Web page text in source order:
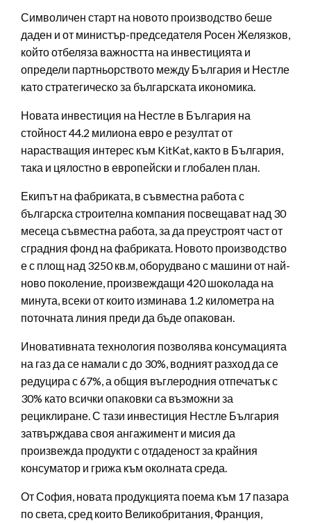
Символичен старт на новото производство беше
даден и от министър-председателя Росен Желязков,
който отбеляза важността на инвестицията и
определи партньорството между България и Нестле
като стратегическо за българската икономика.
Новата инвестиция на Нестле в България на
стойност 44.2 милиона евро е резултат от
нарастващия интерес към KitKat, както в България,
така и цялостно в европейски и глобален план.
Екипът на фабриката, в съвместна работа с
българска строителна компания посвещават над 30
месеца съвместна работа, за да преустроят част от
сградния фонд на фабриката. Новото производство
е с площ над 3250 кв.м, оборудвано с машини от най-
ново поколение, произвеждащи 420 шоколада на
минута, всеки от които изминава 1.2 километра на
поточната линия преди да бъде опакован.
Иновативната технология позволява консумацията
на газ да се намали с до 30%, водният разход да се
редуцира с 67%, а общия въглеродния отпечатък с
30% като всички опаковки са възможни за
рециклиране. С тази инвестиция Нестле България
затвърждава своя ангажимент и мисия да
произвежда продукти с отдаденост за крайния
консуматор и грижа към околната среда.
От София, новата продукцията поема към 17 пазара
по света, сред които Великобритания, Франция,